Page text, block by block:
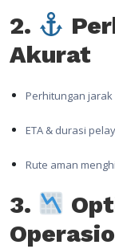
2.
Akurat
Perhitungan
ETA & durasi
Rute aman
3.